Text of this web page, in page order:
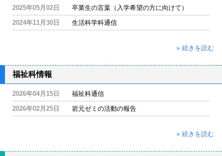
2025年05月02日
卒業生の言葉（入学希望の方に向けて）
2024年11月30日
生活科学科通信
» 続きを読む
福祉科情報
2026年04月15日
福祉科通信
2026年02月25日
岩元ゼミの活動の報告
» 続きを読む